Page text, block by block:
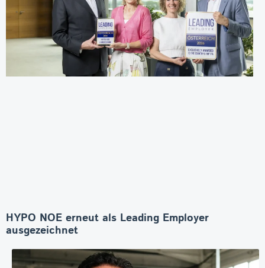
HYPO NOE erneut als Leading Employer
ausgezeichnet